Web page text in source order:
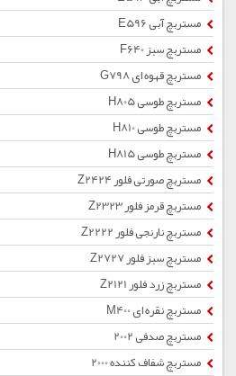
مستربچ آبی E596
مستربچ سبز F640
مستربچ قهوه ای G798
مستربچ طوسی H805
مستربچ طوسی H810
مستربچ طوسی H815
مستربچ صورتی فلور Z2424
مستربچ قرمز فلور Z2323
مستربچ نارنجی فلور Z2222
مستربچ سبز فلور Z2727
مستربچ زرد فلور Z2121
مستربچ نقره ای M400
مستربچ صدفی 2002
مستربچ شفاف کننده 2000